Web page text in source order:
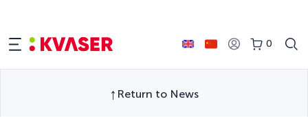
0
Return to News